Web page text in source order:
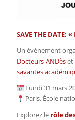
SAVE THE
Un événement
Docteurs-ANDèset
savantes
Lundi 31 mars
Paris, École
Explorez le rôle